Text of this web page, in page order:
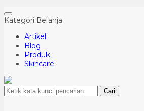
Kategori Belanja
Artikel
Blog
Produk
Skincare
Cari